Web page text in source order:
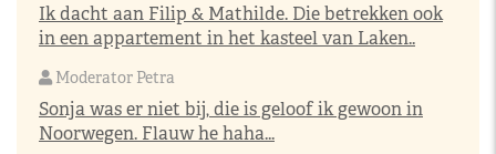
Ik dacht aan Filip & Mathilde. Die betrekken ook
in een appartement in het kasteel van Laken..
Moderator Petra
Sonja was er niet bij, die is geloof ik gewoon in
Noorwegen. Flauw he haha...